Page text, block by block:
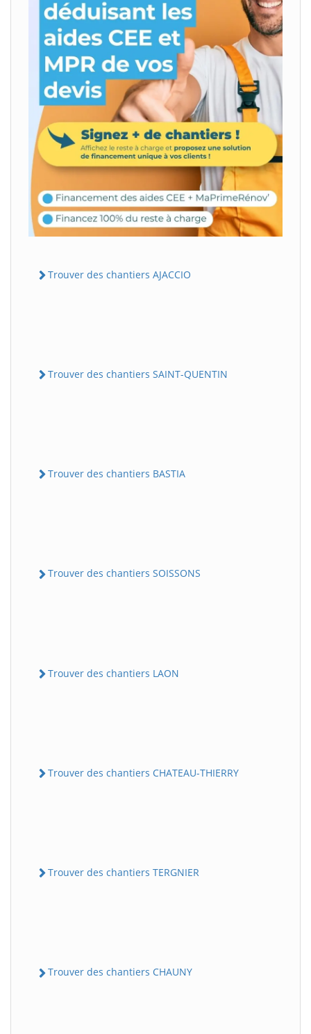
Trouver des chantiers AJACCIO
Trouver des chantiers SAINT-QUENTIN
Trouver des chantiers BASTIA
Trouver des chantiers SOISSONS
Trouver des chantiers LAON
Trouver des chantiers CHATEAU-THIERRY
Trouver des chantiers TERGNIER
Trouver des chantiers CHAUNY